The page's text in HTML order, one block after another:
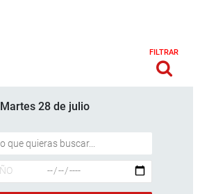
FILTRAR
Martes 28 de julio